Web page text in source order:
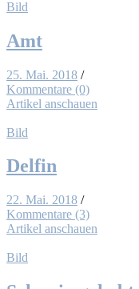
Bild
Amt
25. Mai. 2018 /
Kommentare (0)
Artikel anschauen
Bild
Del­fin
22. Mai. 2018 /
Kommentare (3)
Artikel anschauen
Bild